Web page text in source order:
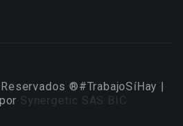
®#TrabajoSíHay |
Synergetic SAS BIC